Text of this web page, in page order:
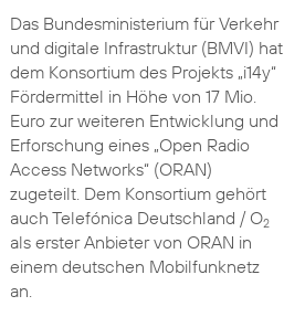
Das Bundesministerium für Verkehr
und digitale Infrastruktur (BMVI) hat
dem Konsortium des Projekts „i14y“
Fördermittel in Höhe von 17 Mio.
Euro zur weiteren Entwicklung und
Erforschung eines „Open Radio
Access Networks“ (ORAN)
zugeteilt. Dem Konsortium gehört
auch Telefónica Deutschland / O2
als erster Anbieter von ORAN in
einem deutschen Mobilfunknetz
an.